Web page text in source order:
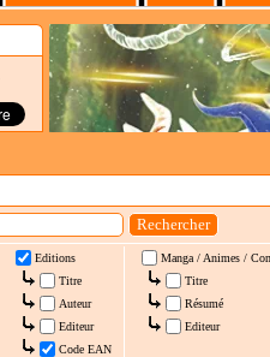
Editions
Titre
Auteur
Editeur
Code EAN
Manga / Animes /
Titre
Résumé
Editeur